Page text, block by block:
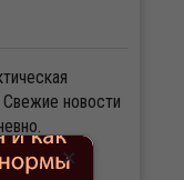
Свежие новости
×